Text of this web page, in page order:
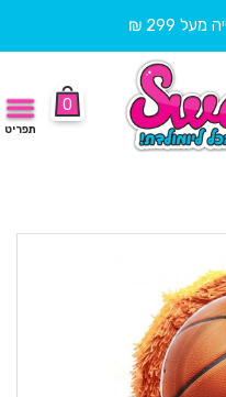
מעל 299 ₪
0
תפריט